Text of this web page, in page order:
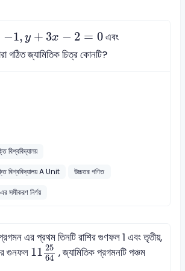
−1, y + 3x − 2 = 0
y+ - 2= এবং
গঠিত জ্যামিতিক চিত্র কোনটি?
বিশ্ববিদ্যালয়
বিশ্ববিদ্যালয় A Unit
উচ্চতর গণিত
সমীকরণ নির্ণয়
এর প্রথম তিনটি রাশির গুণফল 1 এবং তৃতীয়,
গুনফল 11 25
64
112564
, জ্যামিতিক প্রগমনটি পঞ্চম